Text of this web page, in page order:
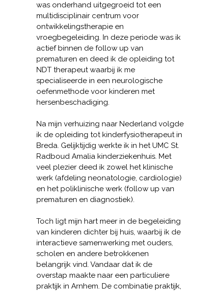
was onderhand uitgegroeid tot een
multidisciplinair centrum voor
ontwikkelingstherapie en
vroegbegeleiding. In deze periode was ik
actief binnen de follow up van
prematuren en deed ik de opleiding tot
NDT therapeut waarbij ik me
specialiseerde in een neurologische
oefenmethode voor kinderen met
hersenbeschadiging.
Na mijn verhuizing naar Nederland volgde
ik de opleiding tot kinderfysiotherapeut in
Breda. Gelijktijdig werkte ik in het UMC St.
Radboud Amalia kinderziekenhuis. Met
veel plezier deed ik zowel het klinische
werk (afdeling neonatologie, cardiologie)
en het poliklinische werk (follow up van
prematuren en diagnostiek).
Toch ligt mijn hart meer in de begeleiding
van kinderen dichter bij huis, waarbij ik de
interactieve samenwerking met ouders,
scholen en andere betrokkenen
belangrijk vind. Vandaar dat ik de
overstap maakte naar een particuliere
praktijk in Arnhem. De combinatie praktijk,